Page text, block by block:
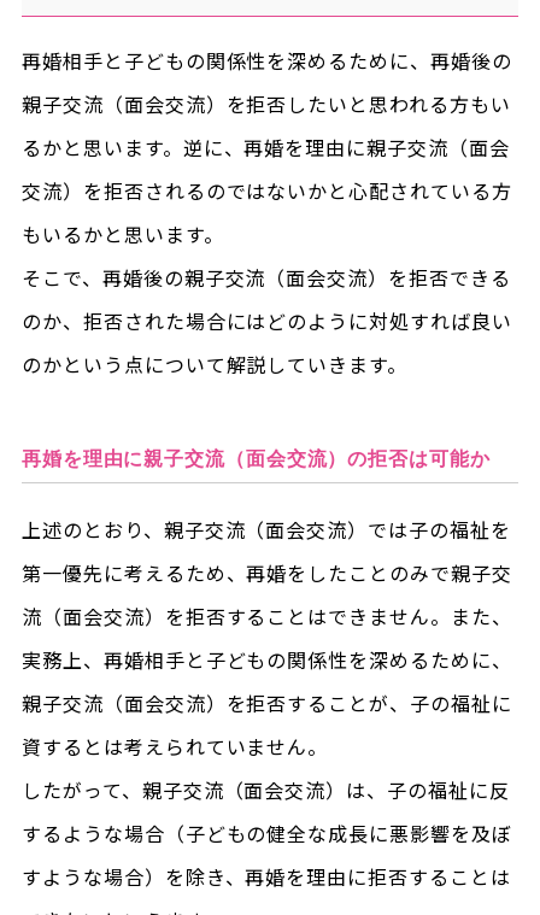
再婚相手と子どもの関係性を深めるために、再婚後の
親子交流（面会交流）を拒否したいと思われる方もい
るかと思います。逆に、再婚を理由に親子交流（面会
交流）を拒否されるのではないかと心配されている方
もいるかと思います。
そこで、再婚後の親子交流（面会交流）を拒否できる
のか、拒否された場合にはどのように対処すれば良い
のかという点について解説していきます。
再婚を理由に親子交流（面会交流）の拒否は可能か
上述のとおり、親子交流（面会交流）では子の福祉を
第一優先に考えるため、再婚をしたことのみで親子交
流（面会交流）を拒否することはできません。 また、
実務上、再婚相手と子どもの関係性を深めるために、
親子交流（面会交流）を拒否することが、子の福祉に
資するとは考えられていません。
したがって、親子交流（面会交流）は、子の福祉に反
するような場合（子どもの健全な成長に悪影響を及ぼ
すような場合）を除き、再婚を理由に拒否することは